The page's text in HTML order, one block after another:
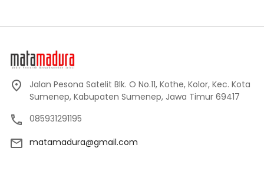
Jalan Pesona Satelit Blk. O No.11, Kothe, Kolor, Kec. Kota
Sumenep, Kabupaten Sumenep, Jawa Timur 69417
085931291195
matamadura@gmail.com